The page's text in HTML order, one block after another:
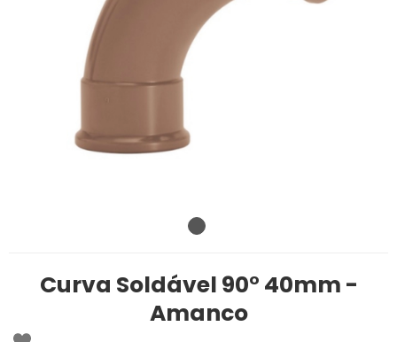
Curva Soldável 90° 40mm -
Amanco